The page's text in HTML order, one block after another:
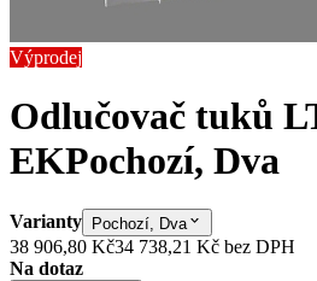
Výprodej
Odlučovač tuků
EKPochozí, Dva
Varianty Pochozí, Dva
38 906,80 Kč34 738,21 Kč bez DPH
Na dotaz